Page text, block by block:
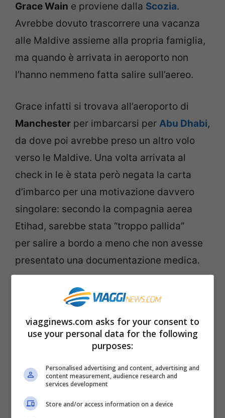
Grace Wain e proviene dalla Scozia.
Avrebbe dovuto trascorrere una vacanza
alle Maldive assieme alla propria famiglia,
ma quando è arrivata in aeroporto non
l’hanno nemmeno fatta salire sull’aereo.
Grace infatti si trovava all’aeroporto di
Manchester per imbarcarsi per Abu Dhabi,
da dove poi avrebbe preso un altro volo
verso le Maldive. Una volta arrivata al
check in le è stata però negata la carta
d’imbarco per una motivazione davvero
singolare: secondo la compagnia aerea
Etihad, sarebbe stata “troppo pallida”
per salire a bordo a meno che non avesse
presentato una documentazione medica.
I genitori hanno fatto presente di essere
scozzesi e di avere naturalmente quel tipo
di carnagione e sono ricorsi anche al
medico dell’aeroporto, che ha visitato
salute. Neanche allora la famiglia ha
potuto partire: il volo è stato posticipato
fino a che non è arrivato il certificato
viagginews.com asks for your consent to
use your personal data for the following
purposes:
Personalised advertising and content, advertising and
content measurement, audience research and
services development
Store and/or access information on a device